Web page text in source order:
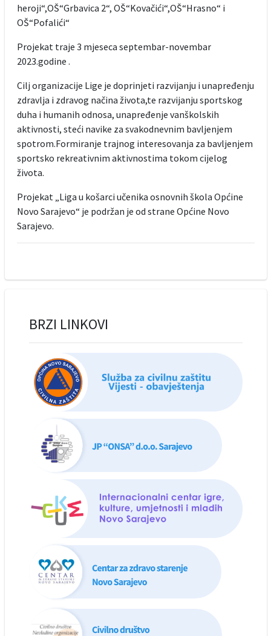
heroji“,OŠ“Grbavica 2“, OŠ“Kovačići“,OŠ“Hrasno“ i
OŠ“Pofalići“
Projekat traje 3 mjeseca septembar-novembar
2023.godine .
Cilj organizacije Lige je doprinjeti razvijanju i unapređenju
zdravlja i zdravog načina života,te razvijanju sportskog
duha i humanih odnosa, unapređenje vanškolskih
aktivnosti, steći navike za svakodnevnim bavljenjem
spotrom.Formiranje trajnog interesovanja za bavljenjem
sportsko rekreativnim aktivnostima tokom cijelog
života.
Projekat „Liga u košarci učenika osnovnih škola Općine
Novo Sarajevo“ je podržan je od strane Općine Novo
Sarajevo.
BRZI LINKOVI